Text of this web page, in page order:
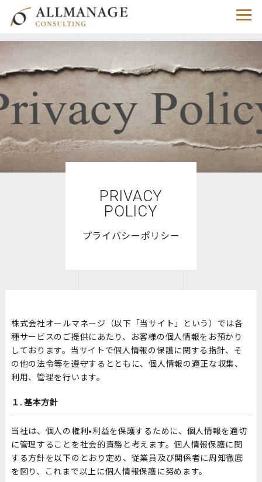
PRIVACY
POLICY
プライバシーポリシー
株式会社オールマネージ（以下「当サイト」という）では各
種サービスのご提供にあたり、お客様の個人情報をお預かり
しております。当サイトで個人情報の保護に関する指針、そ
の他の法令等を遵守するとともに、個人情報の適正な収集、
利用、管理を行います。
１. 基本方針
当社は、個人の権利•利益を保護するために、個人情報を適切
に管理することを社会的責務と考えます。個人情報保護に関
する方針を以下のとおり定め、従業員及び関係者に周知徹底
を図り、これまで以上に個人情報保護に努めます。